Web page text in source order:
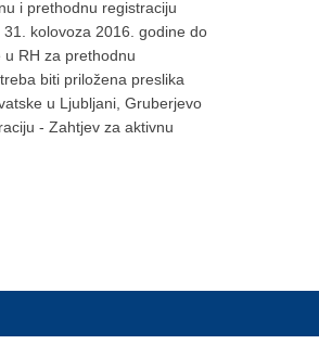
i prethodnu registraciju
kolovoza 2016. godine do
RH za prethodnu
biti priložena preslika
u Ljubljani, Gruberjevo
- Zahtjev za aktivnu